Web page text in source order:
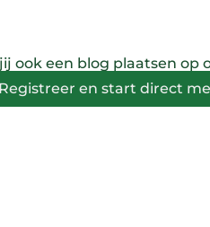
ook een blog plaatsen op
en start direct